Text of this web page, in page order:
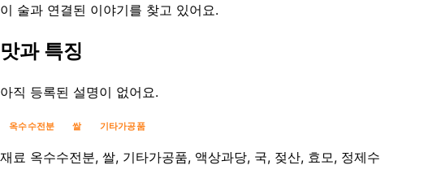
이 술과 연결된 이야기를 찾고 있어요.
맛과 특징
아직 등록된 설명이 없어요.
옥수수전분 쌀 기타가공품
재료 옥수수전분, 쌀, 기타가공품, 액상과당, 국, 젖산, 효모, 정제수